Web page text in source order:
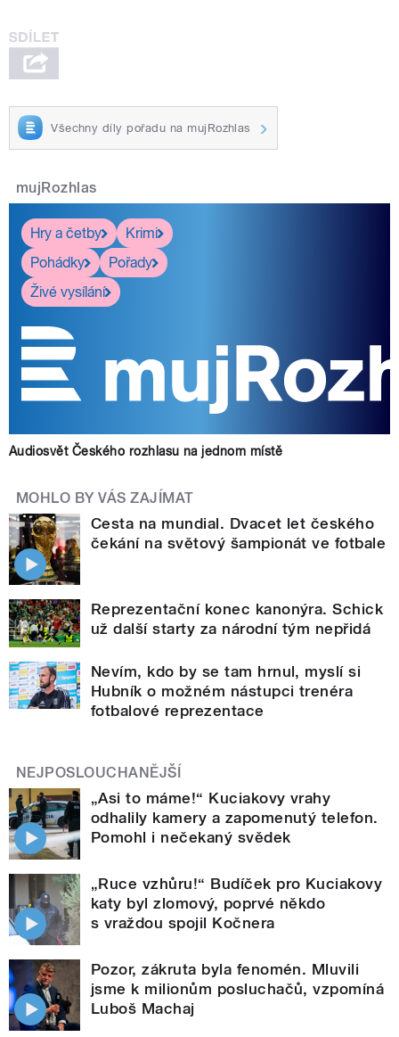
Všechny díly pořadu na mujRozhlas
mujRozhlas
Hry a četby
Krimi
Pohádky
Pořady
Živé vysílání
Audiosvět Českého rozhlasu na jednom místě
MOHLO BY VÁS ZAJÍMAT
Cesta na mundial. Dvacet let českého
čekání na světový šampionát ve fotbale
Reprezentační konec kanonýra. Schick
už další starty za národní tým nepřidá
Nevím, kdo by se tam hrnul, myslí si
Hubník o možném nástupci trenéra
fotbalové reprezentace
NEJPOSLOUCHANĚJŠÍ
„Asi to máme!“ Kuciakovy vrahy
odhalily kamery a zapomenutý telefon.
Pomohl i nečekaný svědek
„Ruce vzhůru!“ Budíček pro Kuciakovy
katy byl zlomový, poprvé někdo
s vraždou spojil Kočnera
Pozor, zákruta byla fenomén. Mluvili
jsme k milionům posluchačů, vzpomíná
Luboš Machaj